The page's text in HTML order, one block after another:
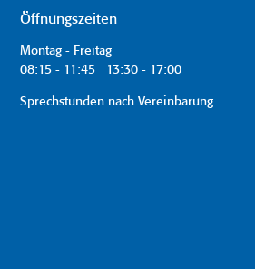
Öffnungszeiten
Montag - Freitag
08:15 - 11:45 13:30 - 17:00
Sprechstunden nach Vereinbarung